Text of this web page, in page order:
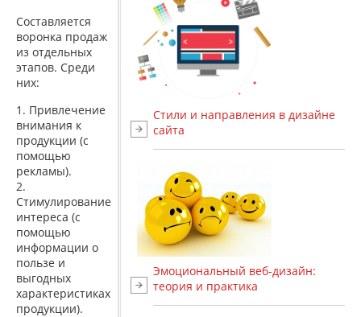
Составляется
воронка продаж
из отдельных
этапов. Среди
них:
Привлечение
внимания к
продукции (с
помощью
рекламы).
Стимулирование
интереса (с
помощью
информации о
пользе и
выгодных
характеристиках
продукции).
Стили и направления в дизайне
сайта
Эмоциональный веб-дизайн:
теория и практика